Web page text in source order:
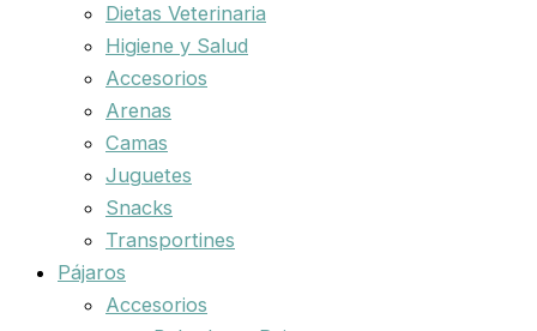
Dietas Veterinaria
Higiene y Salud
Accesorios
Arenas
Camas
Juguetes
Snacks
Transportines
Pájaros
Accesorios